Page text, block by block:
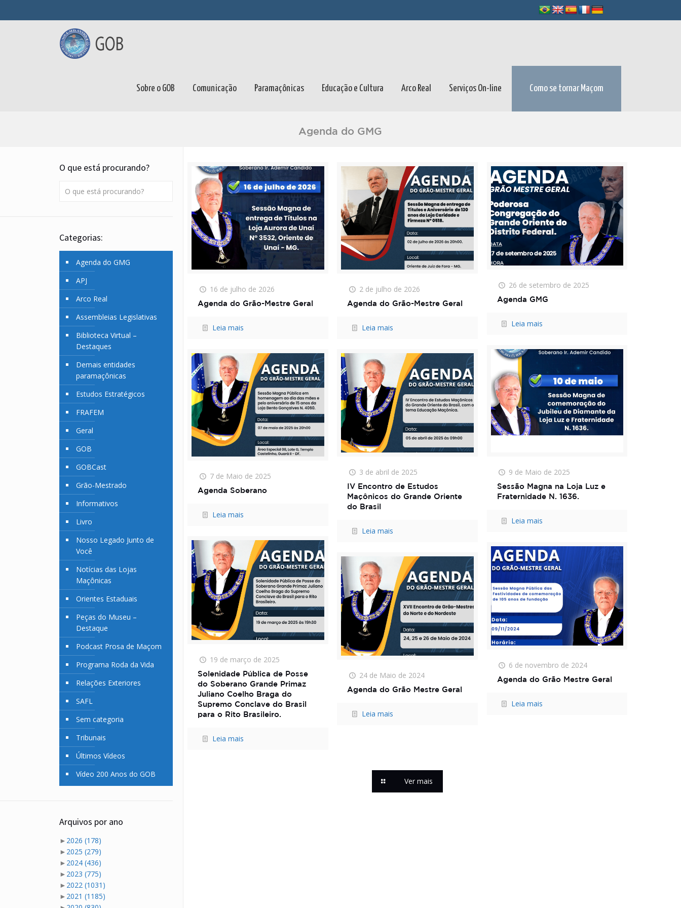
Sobre o GOB Comunicação Paramaçônicas Educação e Cultura Arco Real Serviços On-line Como se tornar Maçom
Agenda do GMG
16 de julho de 2026
Agenda do Grão-Mestre Geral
Leia mais
2 de julho de 2026
Agenda do Grão-Mestre Geral
Leia mais
26 de setembro de 2025
Agenda GMG
Leia mais
9 de Maio de 2025
Sessão Magna na Loja Luz e
Fraternidade N. 1636.
Leia mais
7 de Maio de 2025
Agenda Soberano
Leia mais
3 de abril de 2025
IV Encontro de Estudos
Maçônicos do Grande Oriente
do Brasil
Leia mais
19 de março de 2025
Solenidade Pública de Posse
do Soberano Grande Primaz
Juliano Coelho Braga do
Supremo Conclave do Brasil
para o Rito Brasileiro.
Leia mais
6 de novembro de 2024
Agenda do Grão Mestre Geral
Leia mais
24 de Maio de 2024
Agenda do Grão Mestre Geral
Leia mais
Ver mais
O que está procurando?
Categorias:
Agenda do GMG
APJ
Arco Real
Assembleias Legislativas
Biblioteca Virtual –
Destaques
Demais entidades
paramaçônicas
Estudos Estratégicos
FRAFEM
Geral
GOB
GOBCast
Grão-Mestrado
Informativos
Livro
Nosso Legado Junto de
Você
Notícias das Lojas
Maçônicas
Orientes Estaduais
Peças do Museu –
Destaque
Podcast Prosa de Maçom
Programa Roda da Vida
Relações Exteriores
SAFL
Sem categoria
Tribunais
Últimos Vídeos
Vídeo 200 Anos do GOB
Arquivos por ano
► 2026 (178)
► 2025 (279)
► 2024 (436)
► 2023 (775)
► 2022 (1031)
► 2021 (1185)